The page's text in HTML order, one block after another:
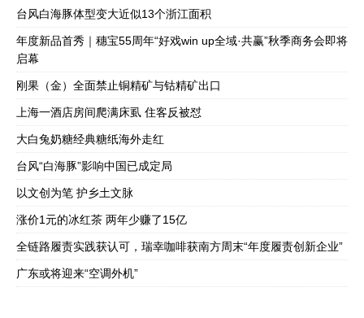
台风白海豚体型变大近似13个浙江面积
年度新品首秀｜穗宝55周年“好戏win up全域·共赢”秋季商务会即将
启幕
刚果（金）全面禁止铜精矿与钴精矿出口
上海一酒店房间爬满床虱 住客反被怼
大白兔奶糖经典糖纸海外走红
台风“白海豚”影响中国已成定局
以文创为笔 护乡土文脉
涨价1元的冰红茶 两年少赚了15亿
全链路履责实践获认可，瑞幸咖啡获南方周末“年度履责创新企业”
广东或将迎来“空调外机”